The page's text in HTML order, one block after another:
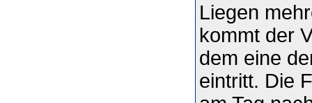
Liegen
kommt der
dem eine
eintritt. Die